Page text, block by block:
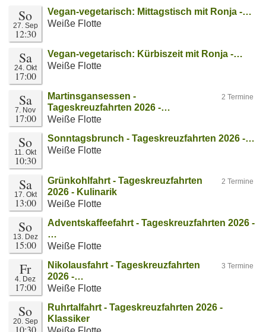
So
27. Sep
12:30
Vegan-vegetarisch: Mittagstisch mit Ronja -…
Weiße Flotte
Sa
24. Okt
17:00
Vegan-vegetarisch: Kürbiszeit mit Ronja -…
Weiße Flotte
Sa
7. Nov
17:00
2 Termine
Martinsgansessen -
Tageskreuzfahrten 2026 -…
Weiße Flotte
So
11. Okt
10:30
Sonntagsbrunch - Tageskreuzfahrten 2026 -…
Weiße Flotte
Sa
17. Okt
13:00
2 Termine
Grünkohlfahrt - Tageskreuzfahrten
2026 - Kulinarik
Weiße Flotte
So
13. Dez
15:00
Adventskaffeefahrt - Tageskreuzfahrten 2026 -
…
Weiße Flotte
Fr
4. Dez
17:00
3 Termine
Nikolausfahrt - Tageskreuzfahrten
2026 -…
Weiße Flotte
So
20. Sep
10:30
Ruhrtalfahrt - Tageskreuzfahrten 2026 -
Klassiker